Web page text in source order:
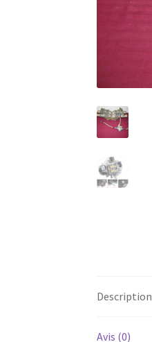
Description
Avis (0)